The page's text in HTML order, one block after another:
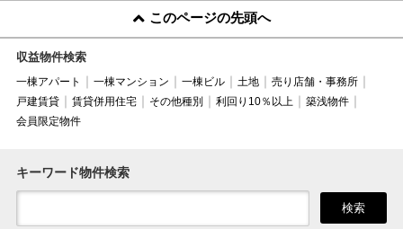
このページの先頭へ
収益物件検索
一棟アパート 一棟マンション 一棟ビル 土地
売り店舗・事務所
戸建賃貸
賃貸併用住宅 その他種別 利回り10％以上
築浅物件
会員限定物件
キーワード物件検索
検索